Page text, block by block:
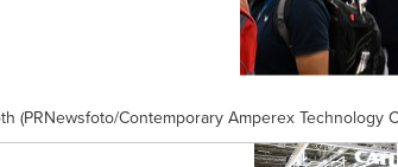
(PRNewsfoto/Contemporary Amperex Technology